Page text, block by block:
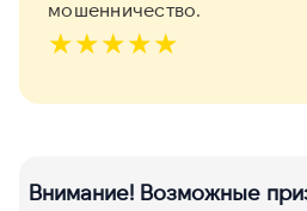
мошенничество.
★★★★★
Внимание! Возможные